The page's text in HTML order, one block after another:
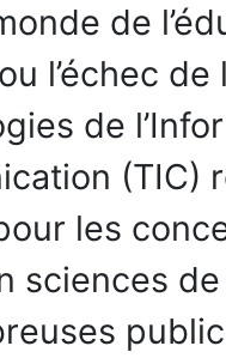
de
l’échec de
de
(TIC)
les
sciences